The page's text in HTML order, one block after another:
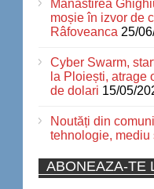
Mănăstirea
moșie în izvor de
Râfoveanca 25/
Cyber Swarm,
la Ploiești, atrage
de dolari 15/05/
Noutăți din
tehnologie, mediu
ABONEAZA-TE